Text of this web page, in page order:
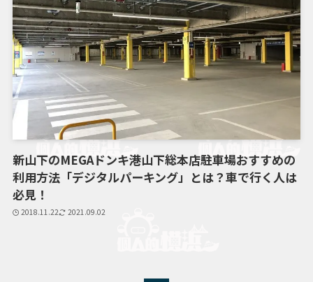
新山下のMEGAドンキ港山下総本店駐車場おすすめの
利用方法「デジタルパーキング」とは？車で行く人は
必見！
2018.11.22 2021.09.02